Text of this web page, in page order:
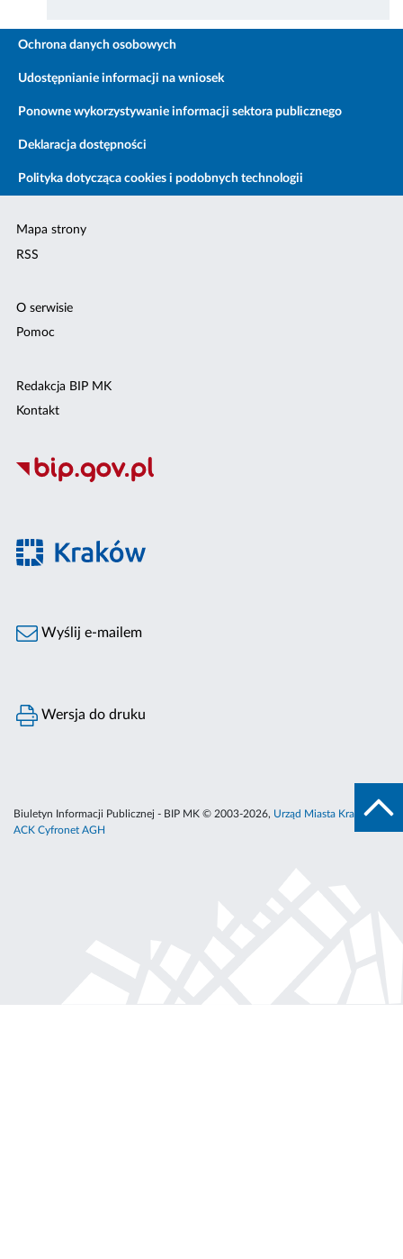
Ochrona danych osobowych
Udostępnianie informacji na wniosek
Ponowne wykorzystywanie informacji sektora publicznego
Deklaracja dostępności
Polityka dotycząca cookies i podobnych technologii
Mapa strony
RSS
O serwisie
Pomoc
Redakcja BIP MK
Kontakt
Wyślij e-mailem
Wersja do druku
Biuletyn Informacji Publicznej - BIP MK © 2003-2026, Urząd Miasta Krakowa
ACK Cyfronet AGH